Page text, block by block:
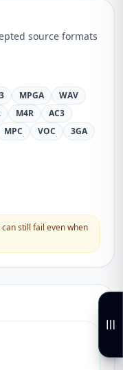
source formats
MPGA
WAV
M4R
AC3
MPC VOC
3GA
still fail even when